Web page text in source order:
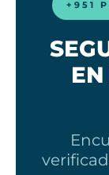
+951